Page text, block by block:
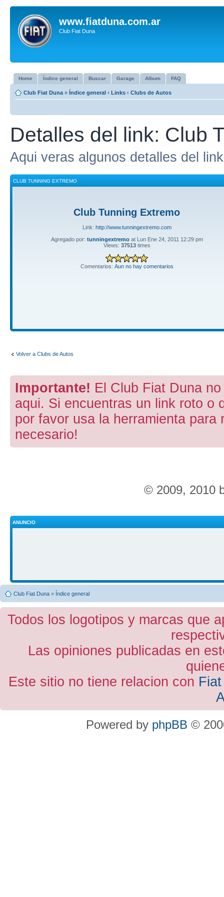
www.fiatduna.com.ar
Club Fiat Duna
Home Índice general Buscar Garage Album FAQ
Club Fiat Duna » Índice general ‹ Links ‹ Clubs de Autos
Detalles del link: Club
Aqui veras algunos detalles del
CLUB TUNNING EXTREMO
Club Tunning Extremo
Link: http://www.tunningextremo.com
Agregado por: tunningextremoat Lun Ene 24, 2011 12:29 pm
Views: 37513times
Comentarios: Aun no hay comentarios
Volver a Clubs de Autos
Importante! El Club Fiat Duna
aqui. Si encuentras un link roto o
por favor usa la herramienta
necesario!
© 2009, 2010
ANUNCIO
Club Fiat Duna » Índice general
Todos los logotipos y marcas que
Las opiniones publicadas en
Este sitio no tiene relacion con
Powered by phpBB ©